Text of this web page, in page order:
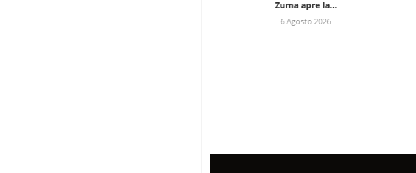
Zuma apre la...
6 Agosto 2026